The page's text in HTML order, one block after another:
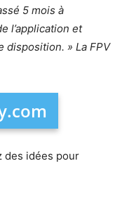
5 mois à
l’application et
disposition. » La FPV
des idées pour